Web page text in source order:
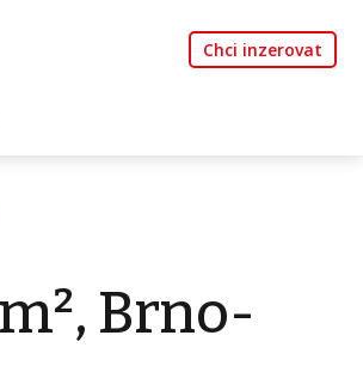
Chci inzerovat
Brno-